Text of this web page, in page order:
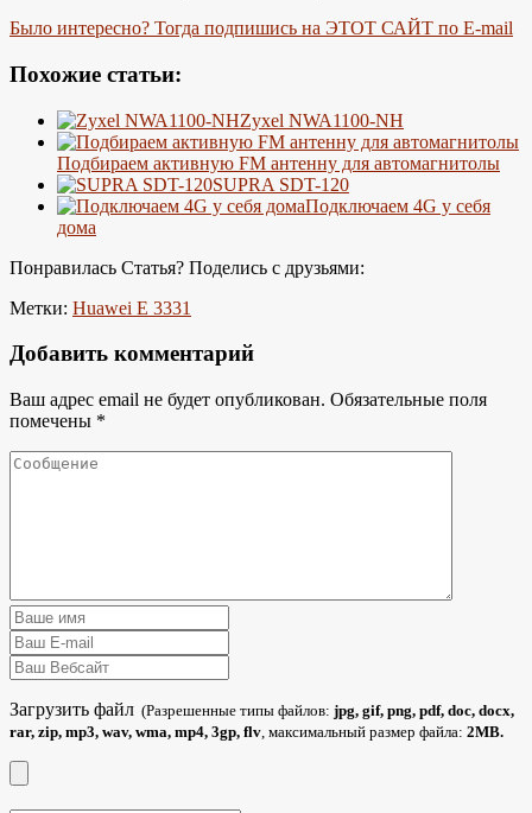
Было интересно? Тогда подпишись на ЭТОТ САЙТ по E-mail
Похожие статьи:
Zyxel NWA1100-NH
Подбираем активную FM антенну для автомагнитолы
SUPRA SDT-120
Подключаем 4G у себя
дома
Понравилась Статья? Поделись с друзьями:
Метки: Huawei E 3331
Добавить комментарий
Ваш адрес email не будет опубликован. Обязательные поля
помечены *
Загрузить файл (Разрешенные типы файлов: jpg, gif, png, pdf, doc, docx,
rar, zip, mp3, wav, wma, mp4, 3gp, flv, максимальный размер файла: 2MB.